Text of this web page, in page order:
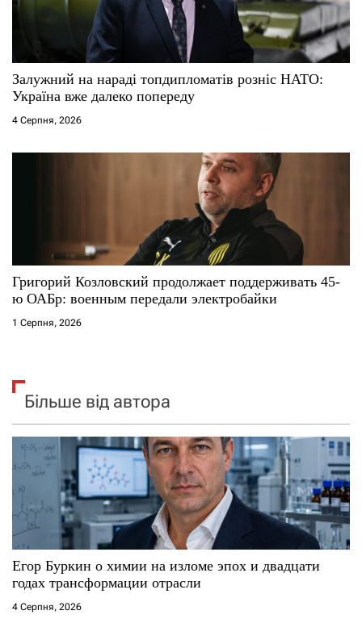
Залужний на нараді топдипломатів розніс НАТО:
Україна вже далеко попереду
4 Серпня, 2026
Григорий Козловский продолжает поддерживать 45-
ю ОАБр: военным передали электробайки
1 Серпня, 2026
Більше від автора
Егор Буркин о химии на изломе эпох и двадцати
годах трансформации отрасли
4 Серпня, 2026